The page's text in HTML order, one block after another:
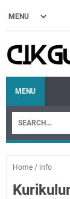
MENU
Home / info